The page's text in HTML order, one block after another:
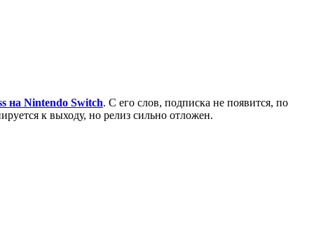
на Nintendo Switch. С его слов, подписка не появится, по
к выходу, но релиз сильно отложен.